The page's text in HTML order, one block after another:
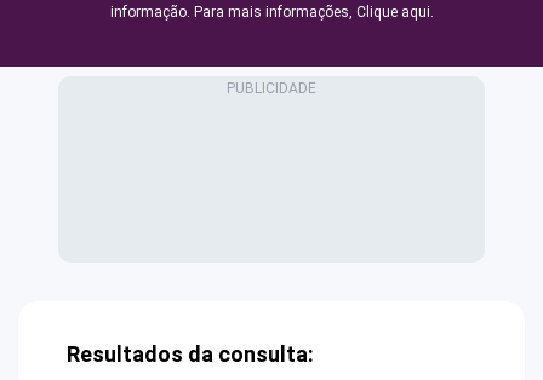
informação. Para mais informações, Clique aqui.
Resultados da consulta: